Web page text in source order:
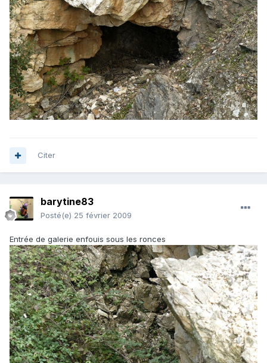
Citer
barytine83
Posté(e) 25 février 2009
Entrée de galerie enfouis sous les ronces